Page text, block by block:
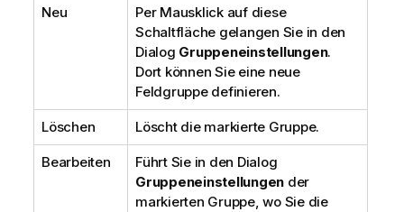
Neu
Per Mausklick auf diese
Schaltfläche gelangen Sie in den
Dialog Gruppeneinstellungen.
Dort können Sie eine neue
Feldgruppe definieren.
Löschen Löscht die markierte Gruppe.
Bearbeiten
Führt Sie in den Dialog
Gruppeneinstellungen der
markierten Gruppe, wo Sie die